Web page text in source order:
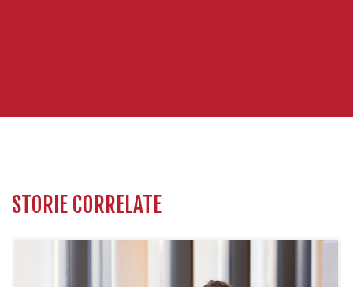
STORIE CORRELATE